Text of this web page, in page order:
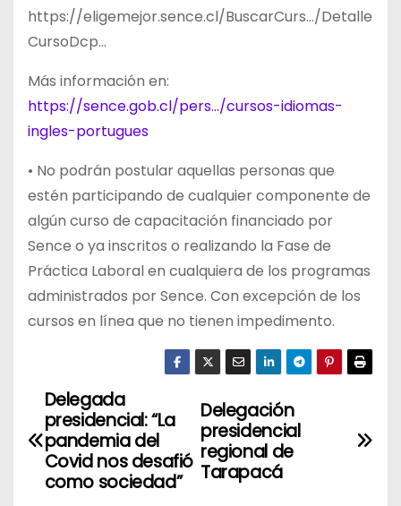
https://eligemejor.sence.cl/BuscarCurs…/Detalle
CursoDcp…
Más información en:
https://sence.gob.cl/pers…/cursos-idiomas-
ingles-portugues
• No podrán postular aquellas personas que
estén participando de cualquier componente de
algún curso de capacitación financiado por
Sence o ya inscritos o realizando la Fase de
Práctica Laboral en cualquiera de los programas
administrados por Sence. Con excepción de los
cursos en línea que no tienen impedimento.
N
a
Delegación
presidencial
regional de
Tarapacá
Delegada
presidencial: “La
pandemia del
Covid nos desafió
como sociedad”